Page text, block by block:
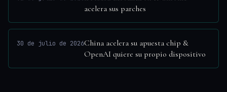
acelera sus parches
30 de julio de 2026China acelera su apuesta chip &
OpenAI quiere su propio dispositivo